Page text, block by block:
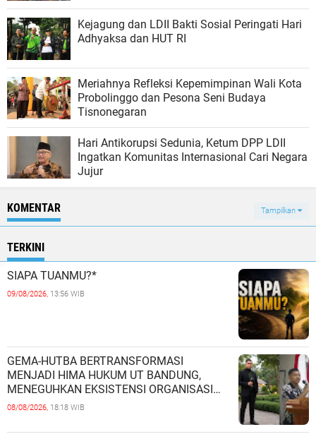
Kejagung dan LDII Bakti Sosial Peringati Hari
Adhyaksa dan HUT RI
Meriahnya Refleksi Kepemimpinan Wali Kota
Probolinggo dan Pesona Seni Budaya
Tisnonegaran
Hari Antikorupsi Sedunia, Ketum DPP LDII
Ingatkan Komunitas Internasional Cari Negara
Jujur
KOMENTAR Tampilkan
TERKINI
SIAPA TUANMU?*
09/08/2026, 13:56 WIB
GEMA-HUTBA BERTRANSFORMASI
MENJADI HIMA HUKUM UT BANDUNG,
MENEGUHKAN EKSISTENSI ORGANISASI
MAHASISWA HUKUM UNIVERSITAS
08/08/2026, 18:18 WIB